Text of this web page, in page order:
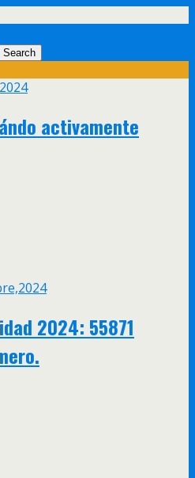
activamente
2024: 55871